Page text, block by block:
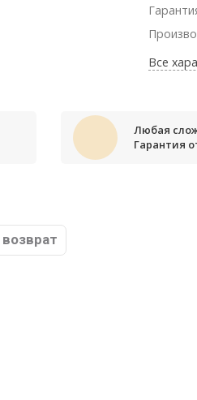
Все
Любая
Гарантия
возврат